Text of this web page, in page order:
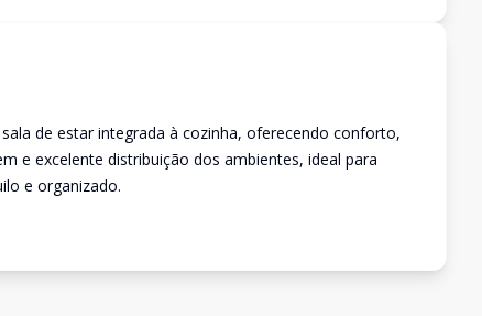
de estar integrada à cozinha, oferecendo conforto,
e excelente distribuição dos ambientes, ideal para
e organizado.